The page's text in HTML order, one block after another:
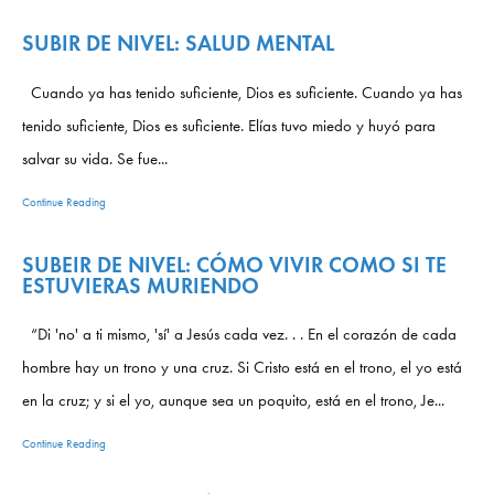
SUBIR DE NIVEL: SALUD MENTAL
Cuando ya has tenido suficiente, Dios es suficiente. Cuando ya has
tenido suficiente, Dios es suficiente. Elías tuvo miedo y huyó para
salvar su vida. Se fue...
Continue Reading
SUBEIR DE NIVEL: CÓMO VIVIR COMO SI TE
ESTUVIERAS MURIENDO
“Di 'no' a ti mismo, 'sí' a Jesús cada vez. . . En el corazón de cada
hombre hay un trono y una cruz. Si Cristo está en el trono, el yo está
en la cruz; y si el yo, aunque sea un poquito, está en el trono, Je...
Continue Reading